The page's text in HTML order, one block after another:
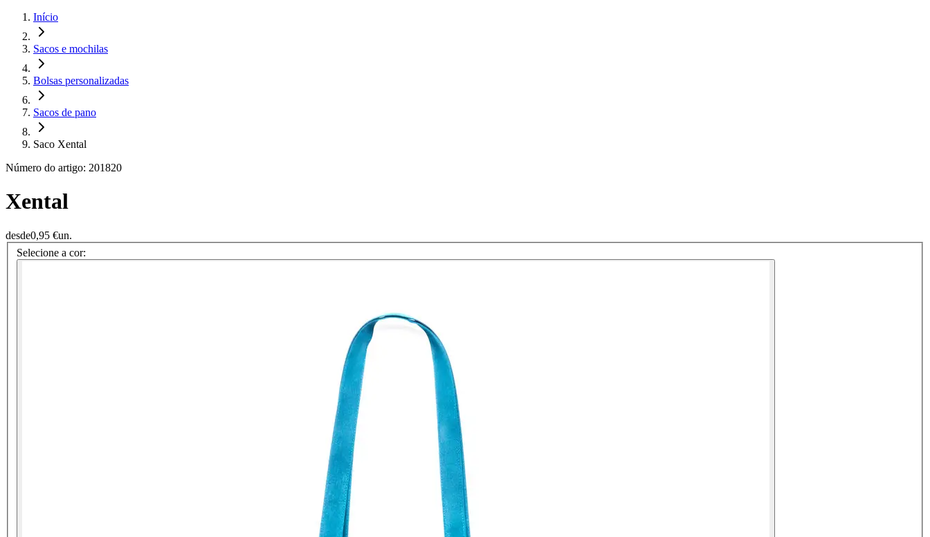
Início
Sacos e mochilas
Bolsas personalizadas
Sacos de pano
Saco Xental
Número do artigo: 201820
Xental
desde0,95 €un.
Selecione a cor: